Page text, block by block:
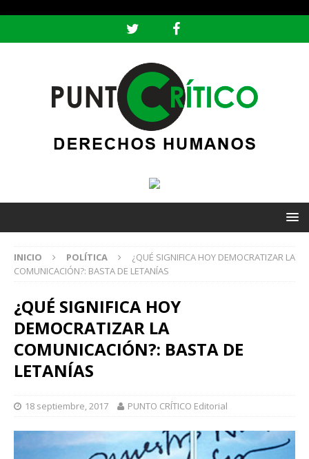
INICIO POLÍTICA
¿QUÉ SIGNIFICA HOY DEMOCRATIZAR LA
COMUNICACIÓN?: BASTA DE LETANÍAS
¿QUÉ SIGNIFICA HOY
DEMOCRATIZAR LA
COMUNICACIÓN?: BASTA DE
LETANÍAS
18 septiembre, 2017 PUNTO CRÍTICO Editorial